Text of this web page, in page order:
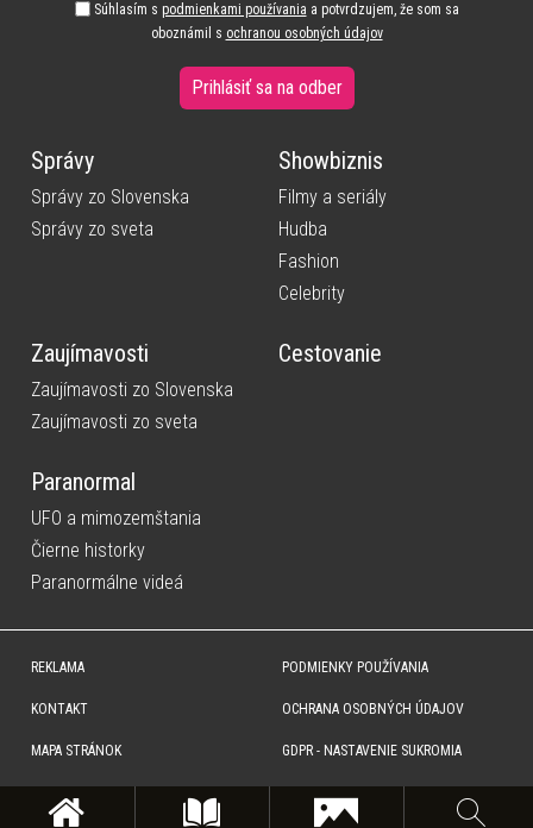
Súhlasím s podmienkami používania a potvrdzujem, že som sa
oboznámil s ochranou osobných údajov
Prihlásiť sa na odber
Správy
Správy zo Slovenska
Správy zo sveta
Showbiznis
Filmy a seriály
Hudba
Fashion
Celebrity
Zaujímavosti
Zaujímavosti zo Slovenska
Zaujímavosti zo sveta
Cestovanie
Paranormal
UFO a mimozemštania
Čierne historky
Paranormálne videá
REKLAMA
KONTAKT
MAPA STRÁNOK
PODMIENKY POUŽÍVANIA
OCHRANA OSOBNÝCH ÚDAJOV
GDPR - NASTAVENIE SUKROMIA
súhlas na rozmnožovanie, šírenie a na verejný prenos obsahu. Na tejto stránke môžu byť umiestnené reklamné